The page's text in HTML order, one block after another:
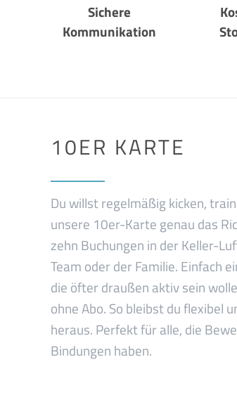
Sichere
Kommunikation
10ER KARTE
Du willst regelmäßig kicken,
unsere 10er-Karte genau das
zehn Buchungen in der Keller-
Team oder der Familie. Einfach
die öfter draußen aktiv sein
ohne Abo. So bleibst du flexibel
heraus. Perfekt für alle, die
Bindungen haben.